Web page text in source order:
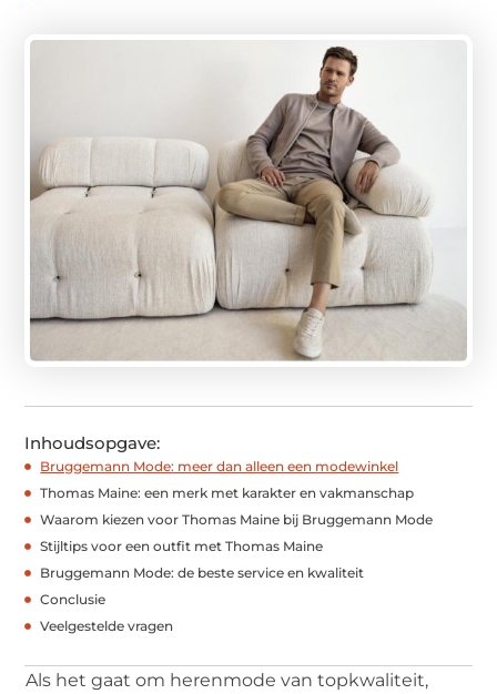
Inhoudsopgave:
Bruggemann Mode: meer dan alleen een modewinkel
Thomas Maine: een merk met karakter en vakmanschap
Waarom kiezen voor Thomas Maine bij Bruggemann Mode
Stijltips voor een outfit met Thomas Maine
Bruggemann Mode: de beste service en kwaliteit
Conclusie
Veelgestelde vragen
Als het gaat om herenmode van topkwaliteit,